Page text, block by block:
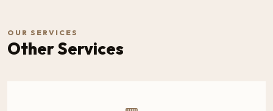
OUR SERVICES
Other Services